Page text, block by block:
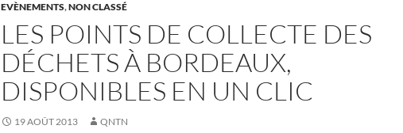
EVÈNEMENTS,NON CLASSÉ
LES POINTS DE COLLECTE DES
DÉCHETS À BORDEAUX,
DISPONIBLES EN UN CLIC
19 AOÛT 2013 QNTN